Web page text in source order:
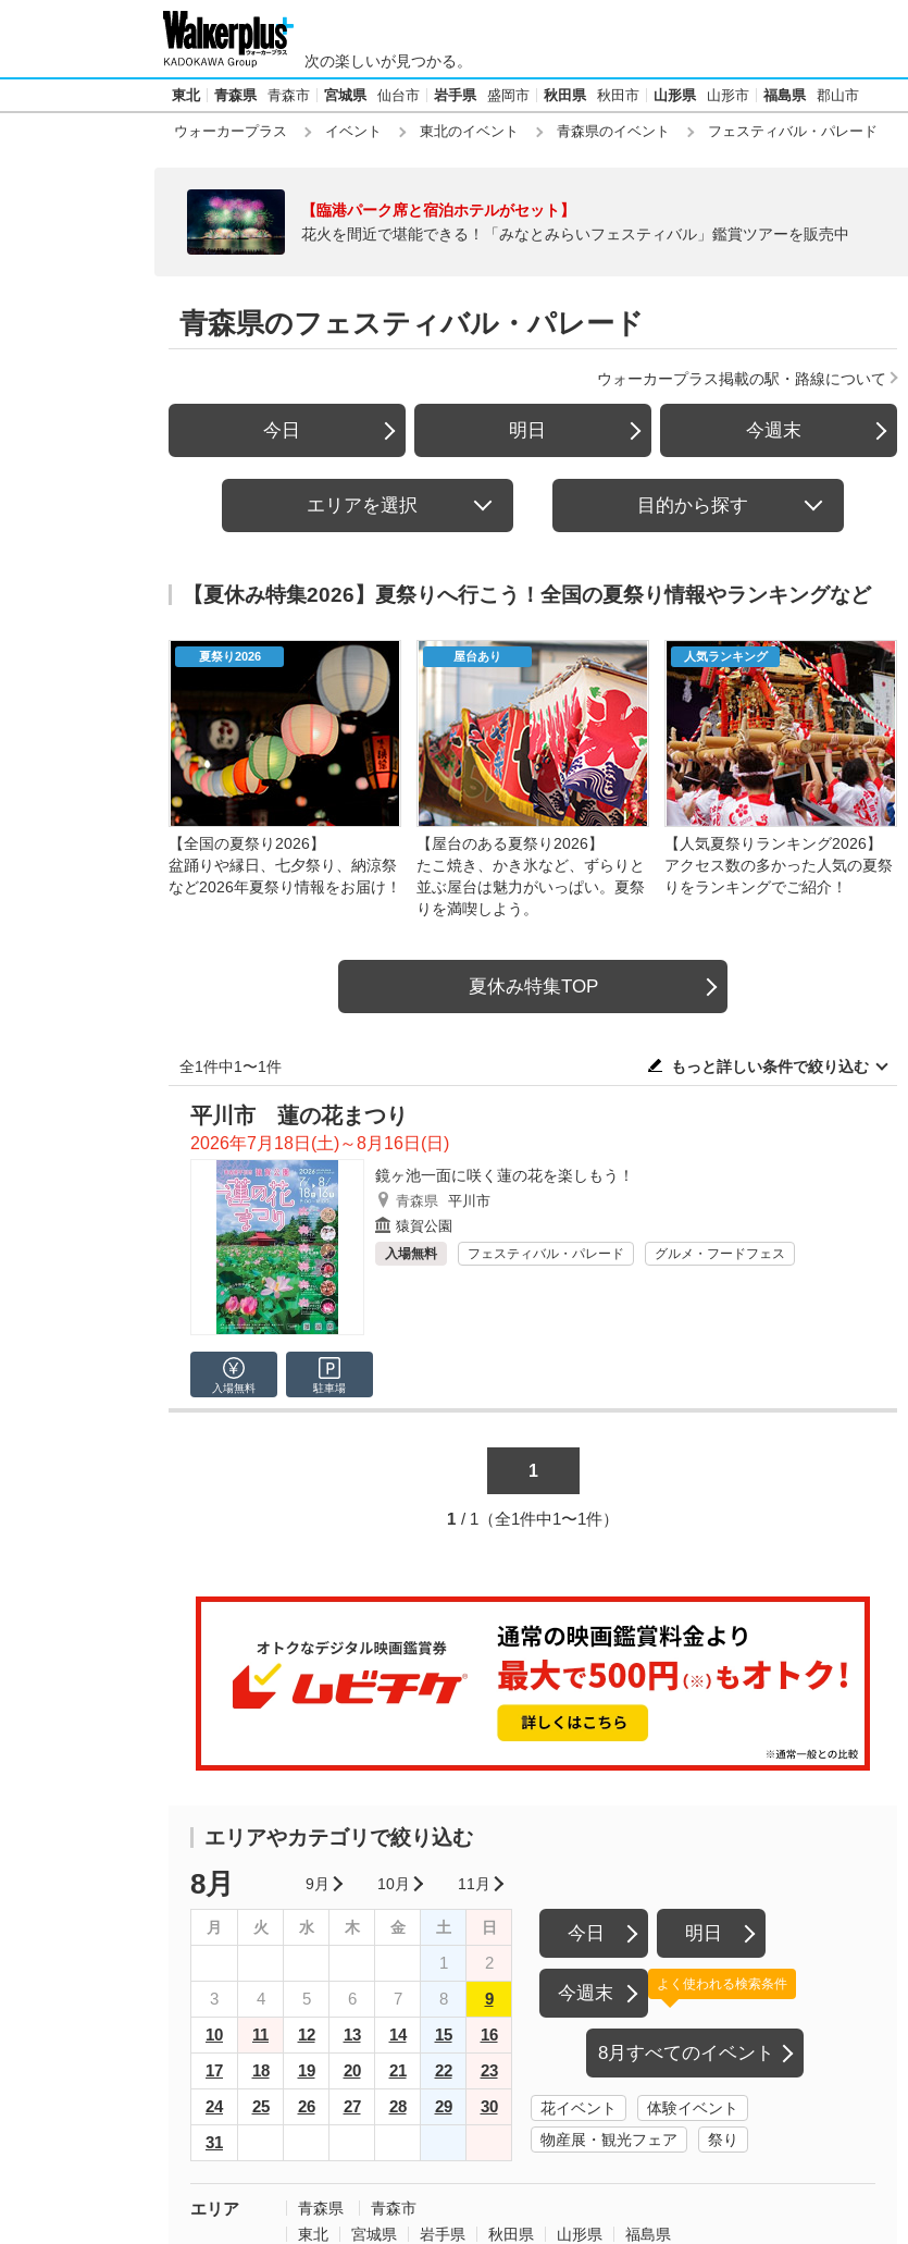
次の楽しいが見つかる。
東北 青森県 青森市 宮城県 仙台市 岩手県 盛岡市 秋田県 秋田市 山形県 山形市 福島県 郡山市
ウォーカープラス イベント 東北のイベント 青森県のイベント フェスティバル・パレード
【臨港パーク席と宿泊ホテルがセット】
花火を間近で堪能できる！「みなとみらいフェスティバル」鑑賞ツアーを販売中
青森県のフェスティバル・パレード
ウォーカープラス掲載の駅・路線について
今日 明日 今週末
エリアを選択 目的から探す
【夏休み特集2026】夏祭りへ行こう！全国の夏祭り情報やランキングなど
夏祭り2026
【全国の夏祭り2026】
盆踊りや縁日、七夕祭り、納涼祭
など2026年夏祭り情報をお届け！
屋台あり
【屋台のある夏祭り2026】
たこ焼き、かき氷など、ずらりと
並ぶ屋台は魅力がいっぱい。夏祭
りを満喫しよう。
人気ランキング
【人気夏祭りランキング2026】
アクセス数の多かった人気の夏祭
りをランキングでご紹介！
夏休み特集TOP
全1件中1〜1件 もっと詳しい条件で絞り込む
平川市 蓮の花まつり
2026年7月18日(土)～8月16日(日)
鏡ヶ池一面に咲く蓮の花を楽しもう！
青森県 平川市
猿賀公園
入場無料 フェスティバル・パレード グルメ・フードフェス
入場無料 駐車場
1
1 / 1（全1件中1〜1件）
エリアやカテゴリで絞り込む
8月 9月 10月 11月
月 火 水 木 金 土 日
1
2
3
4 5 6 7 8
9
10
11 12 13 14 15
16
17
18 19 20 21 22
23
24
25 26 27 28 29
30
31
今日 明日
今週末
8月すべてのイベント
よく使われる検索条件
花イベント
体験イベント
物産展・観光フェア
祭り
エリア 青森県
青森市
東北
宮城県 岩手県 秋田県 山形県
福島県